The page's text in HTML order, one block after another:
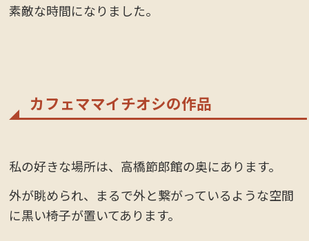
素敵な時間になりました。
カフェママイチオシの作品
私の好きな場所は、高橋節郎館の奥にあります。
外が眺められ、まるで外と繋がっているような空間
に黒い椅子が置いてあります。